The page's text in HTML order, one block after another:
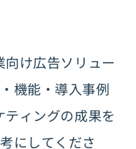
け広告ソリュー
機能・導入事例
ィングの成果を
にしてくださ